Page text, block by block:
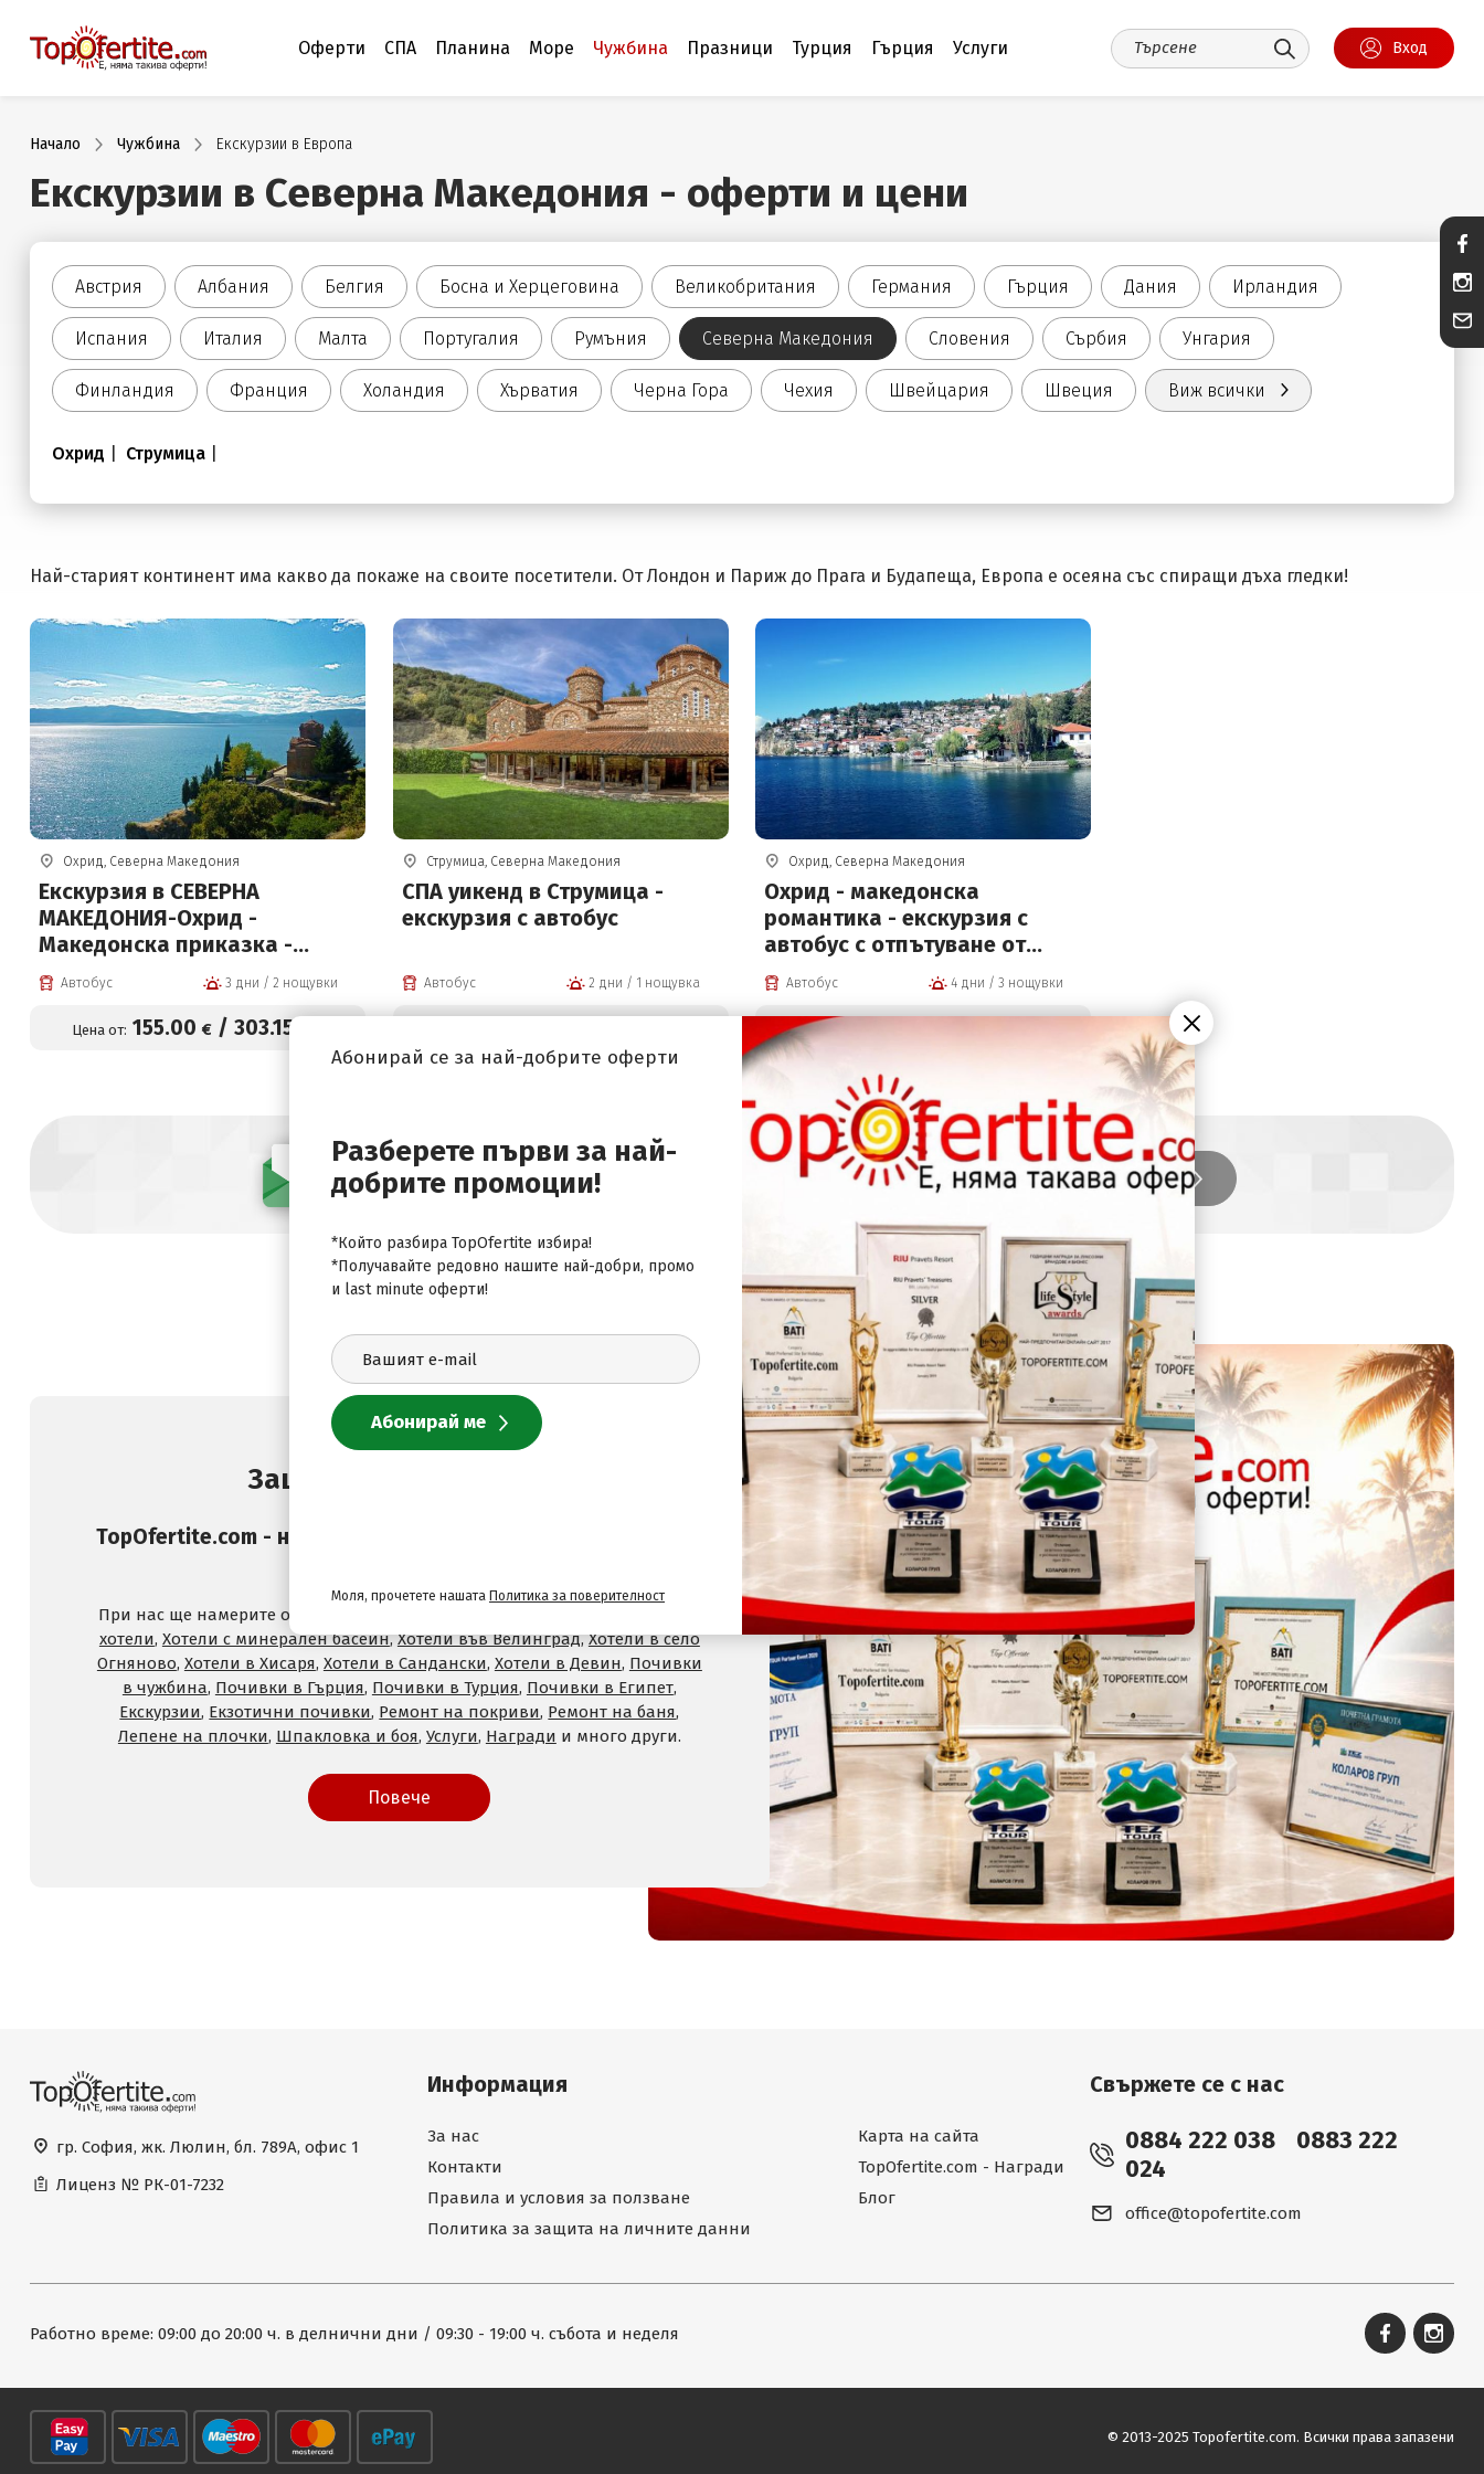
Оферти СПА Планина Море Чужбина Празници Турция Гърция Услуги Вход
Начало Чужбина Екскурзии в Европа
Екскурзии в Северна Македония - оферти и цени
Австрия Албания Белгия Босна и Херцеговина Великобритания Германия Гърция Дания Ирландия
Испания Италия Малта Португалия Румъния Северна Македония Словения Сърбия Унгария
Финландия Франция Холандия Хърватия Черна Гора Чехия Швейцария Швеция Виж всички
Охрид Струмица|
Най-старият континент има какво да покаже на своите посетители. От Лондон и Париж до Прага и Будапеща, Европа е осеяна със спиращи дъха гледки!
Охрид, Северна Македония
Екскурзия в СЕВЕРНА
МАКЕДОНИЯ-Охрид -
Македонска приказка -
настаняване в ХОТЕЛ -
екскурзия с автобус с
отпътуване от София
Автобус 3 дни / 2 нощувки
Цена от: 155.00 € /303.15
Струмица, Северна Македония
СПА уикенд в Струмица -
екскурзия с автобус
Автобус 2 дни / 1 нощувка
Охрид, Северна Македония
Охрид - македонска
романтика - екскурзия с
автобус с отпътуване от
София
Автобус 4 дни / 3 нощувки
Цена от: 170.00 / .49
Абонирай се за най-добрите оферти
Защо да изберете нас
TopOfertite.com - най-предпочитан онлайн сайт за почивки
При нас ще намерите оферти за
хотели, Хотели с минерален басейн,Хотели във Велинград,Хотели в село
Огняново, Хотели в Хисаря, Хотели в Сандански, Хотели в Девин, Почивки
в чужбина, Почивки в Гърция, Почивки в Турция, Почивки в Египет,
Екскурзии, Екзотични почивки, Ремонт на покриви, Ремонт на баня,
Лепене на плочки, Шпакловка и боя, Услуги, Награди и много други.
Повече
гр. София, жк. Люлин, бл. 789А, офис 1
Лиценз № РК-01-7232
Информация
За нас
Контакти
Правила и условия за ползване
Политика за защита на личните данни
Карта на сайта
TopOfertite.com - Награди
Блог
Свържете се с нас
0884 222 038
0883 222
024
office@topofertite.com
Работно време: 09:00 до 20:00 ч. в делнични дни / 09:30 - 19:00 ч. събота и неделя
© 2013-2025 Topofertite.com. Всички права запазени
Абонирай се за най-добрите оферти
Разберете първи за най-
добрите промоции!
*Който разбира TopOfertite избира!
*Получавайте редовно нашите най-добри, промо
и last minute оферти!
Моля, прочетете нашата Политика за поверителност